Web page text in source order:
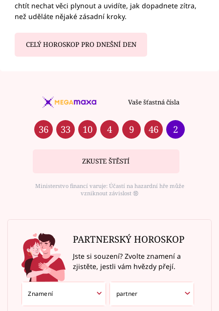
chtít nechat věci plynout a uvidíte, jak dopadnete zítra,
než uděláte nějaké zásadní kroky.
CELÝ HOROSKOP PRO DNEŠNÍ DEN
Vaše šťastná čísla
36 33 10 4 9 46 2
ZKUSTE ŠTĚSTÍ
Ministerstvo financí varuje: Účastí na hazardní hře může
vzniknout závislost ⑱
PARTNERSKÝ HOROSKOP
Jste si souzení? Zvolte znamení a
zjistěte, jestli vám hvězdy přejí.